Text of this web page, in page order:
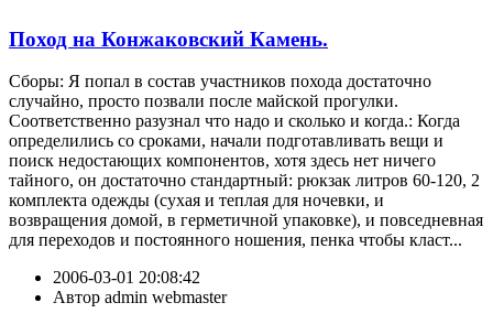
Поход на Конжаковский Камень.
Сборы: Я попал в состав участников похода достаточно
случайно, просто позвали после майской прогулки.
Соответственно разузнал что надо и сколько и когда.: Когда
определились со сроками, начали подготавливать вещи и
поиск недостающих компонентов, хотя здесь нет ничего
тайного, он достаточно стандартный: рюкзак литров 60-120, 2
комплекта одежды (сухая и теплая для ночевки, и
возвращения домой, в герметичной упаковке), и повседневная
для переходов и постоянного ношения, пенка чтобы класт...
2006-03-01 20:08:42
Автор admin webmaster